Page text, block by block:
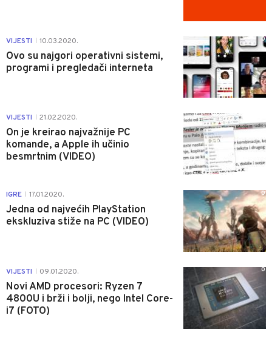
VIJESTI 10.03.2020.
Ovo su najgori operativni sistemi,
programi i pregledači interneta
0
VIJESTI 21.02.2020.
On je kreirao najvažnije PC
komande, a Apple ih učinio
besmrtnim (VIDEO)
IGRE 17.01.2020.
Jedna od najvećih PlayStation
ekskluziva stiže na PC (VIDEO)
0
VIJESTI 09.01.2020.
Novi AMD procesori: Ryzen 7
4800U i brži i bolji, nego Intel Core-
i7 (FOTO)
0